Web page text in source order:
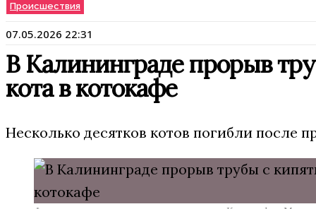
Происшествия
07.05.2026 22:31
В Калининграде прорыв
кота в котокафе
Несколько десятков котов погибли после